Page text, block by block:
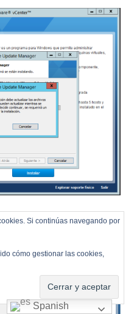
Spanish
Si continúas navegando por
cómo gestionar las cookies,